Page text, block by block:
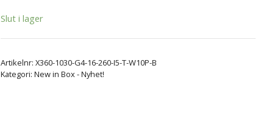
Slut i lager
Artikelnr:X360-1030-G4-16-260-I5-T-W10P-B
Kategori:New in Box - Nyhet!